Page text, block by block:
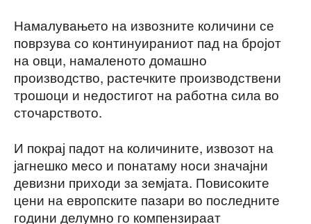
Намалувањето на извозните количини се
поврзува со континуираниот пад на бројот
на овци, намаленото домашно
производство, растечките производствени
трошоци и недостигот на работна сила во
сточарството.
И покрај падот на количините, извозот на
јагнешко месо и понатаму носи значајни
девизни приходи за земјата. Повисоките
цени на европските пазари во последните
години делумно го компензираат